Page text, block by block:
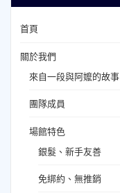
首頁
關於我們
來自一段與阿嬤的故事
團隊成員
場館特色
銀髮、新手友善
免綁約、無推銷